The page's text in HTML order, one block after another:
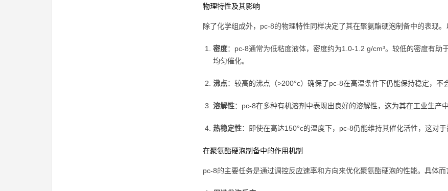
物理特性及其影响
除了化学组成外，pc-8的物理特性同样决定了其在聚氨酯硬泡制备中的表现。
密度：pc-8通常为低粘度液体，密度约为1.0-1.2 g/cm³。较低的密度有
均匀催化。
沸点：较高的沸点（>200°c）确保了pc-8在高温条件下仍能保持稳定，不
溶解性：pc-8在多种有机溶剂中表现出良好的溶解性，这为其在工业生产
热稳定性：即使在高达150°c的温度下，pc-8仍能维持其催化活性，这对
在聚氨酯硬泡制备中的作用机制
pc-8的主要任务是通过调控反应速率和方向来优化聚氨酯硬泡的性能。具体而